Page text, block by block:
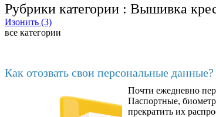
Рубрики категории : Вышивка
Изонить (3)
все категории
Как отозвать свои персональные данные?
Почти ежедневно
Паспортные,
прекратить их